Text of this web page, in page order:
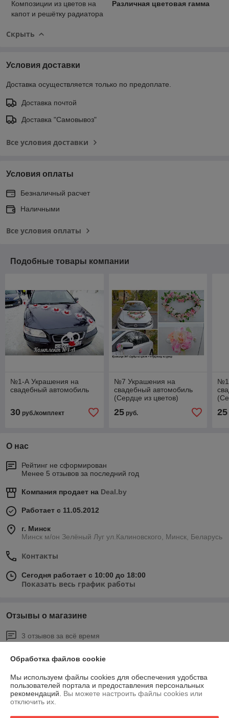
Композиции из цветов на
капот и решётку радиатора
Различная цветовая гамма
Скрыть
Условия доставки
Доставка осуществляется только по предоплате.
Доставка почтой
Доставка "Самовывоз"
Все условия доставки
Условия оплаты
Безналичный расчет
Наличными
Все условия оплаты
Подобные товары компании
№1-А Украшения на
свадебный автомобиль
30 руб./комплект
№7 Украшения на
свадебный автомобиль
(Сердце из цветов)
25руб. 25
О нас
Рейтинг не сформирован
Менее 5 отзывов за последний год
Компания продает на Deal.by
Работает с 11.05.2012
г. Минск
Минск м/он Зелёный Луг ул.Калиновского, Минск, Беларусь
Контакты
Сегодня работает с 10:00 до 18:00
Показать весь график работы
Отзывы о магазине
3 отзывов за всё время
Покупатель
Отлично
Покупатель
Отлично
Обработка файлов cookie
Мы используем файлы cookies для обеспечения удобства
пользователей портала и предоставления персональных
рекомендаций. Вы можете настроить файлы cookies или
отключить их.